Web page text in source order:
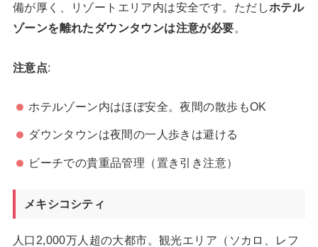
備が厚く、リゾートエリア内は安全です。ただしホテル
ゾーンを離れたダウンタウンは注意が必要。
注意点:
ホテルゾーン内はほぼ安全。夜間の散歩もOK
ダウンタウンは夜間の一人歩きは避ける
ビーチでの貴重品管理（置き引き注意）
メキシコシティ
人口2,000万人超の大都市。観光エリア（ソカロ、レフ